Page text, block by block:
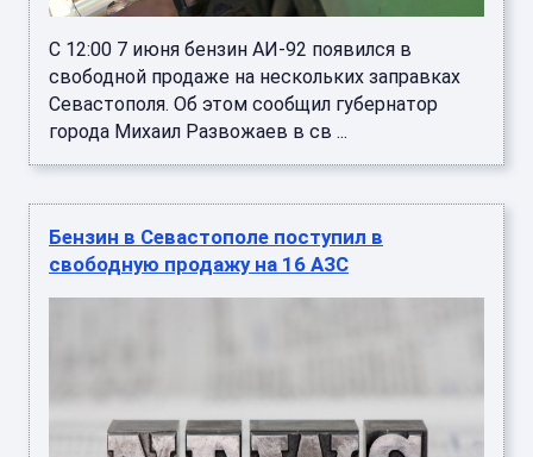
С 12:00 7 июня бензин АИ-92 появился в
свободной продаже на нескольких заправках
Севастополя. Об этом сообщил губернатор
города Михаил Развожаев в св ...
Бензин в Севастополе поступил в
свободную продажу на 16 АЗС